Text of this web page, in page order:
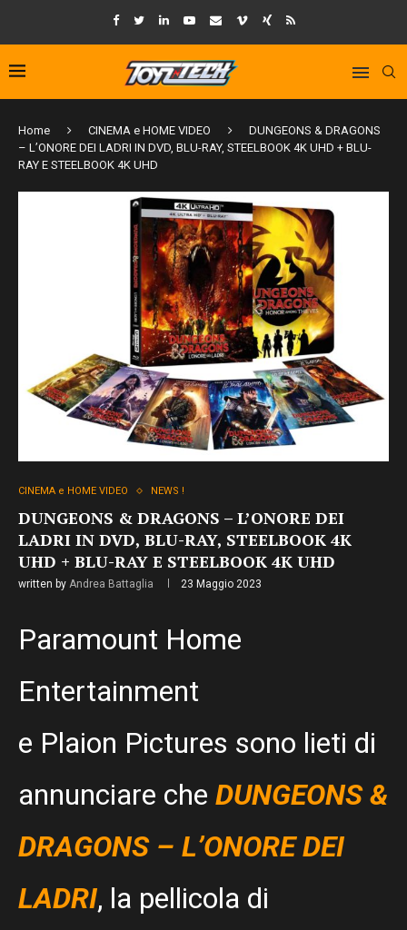
Home CINEMA e HOME VIDEO
DUNGEONS & DRAGONS
– L’ONORE DEI LADRI IN DVD, BLU-RAY, STEELBOOK 4K UHD + BLU-
RAY E STEELBOOK 4K UHD
CINEMA e HOME VIDEO NEWS !
DUNGEONS & DRAGONS – L’ONORE DEI
LADRI IN DVD, BLU-RAY, STEELBOOK 4K
UHD + BLU-RAY E STEELBOOK 4K UHD
written by Andrea Battaglia 23 Maggio 2023
Paramount Home
Entertainment
e Plaion Pictures sono lieti di
annunciare che DUNGEONS &
DRAGONS – L’ONORE DEI
LADRI, la pellicola di